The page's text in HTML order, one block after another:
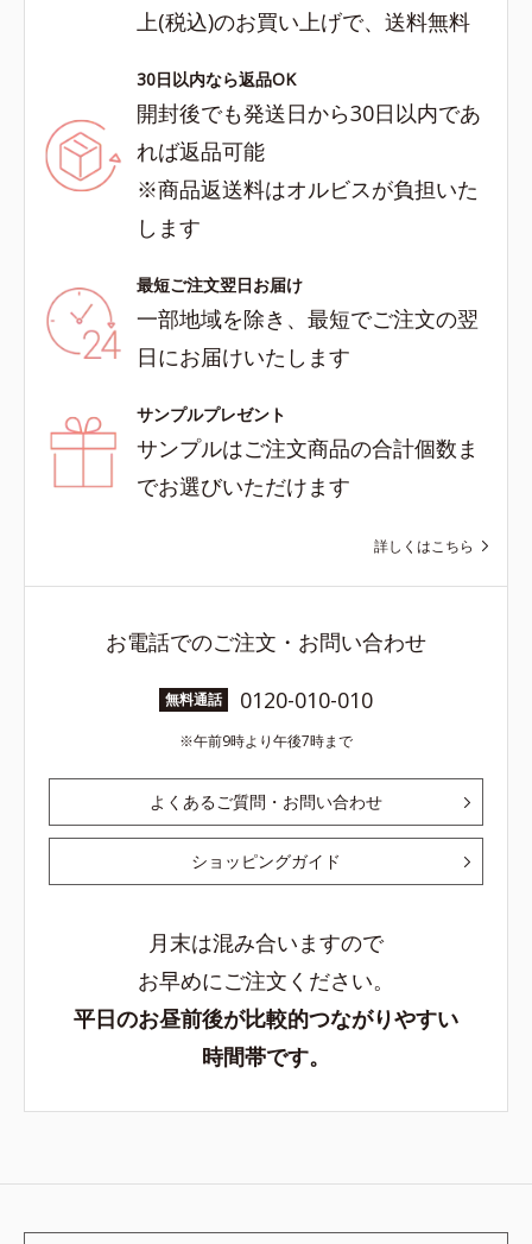
上(税込)のお買い上げで、送料無料
30日以内なら返品OK
開封後でも発送日から30日以内であ
れば返品可能
※商品返送料はオルビスが負担いた
します
最短ご注文翌日お届け
一部地域を除き、最短でご注文の翌
日にお届けいたします
サンプルプレゼント
サンプルはご注文商品の合計個数ま
でお選びいただけます
詳しくはこちら
お電話でのご注文・お問い合わせ
無料通話 0120-010-010
午前9時より午後7時まで
よくあるご質問・お問い合わせ
ショッピングガイド
月末は混み合いますので
お早めにご注文ください。
平日のお昼前後が比較的つながりやすい
時間帯です。